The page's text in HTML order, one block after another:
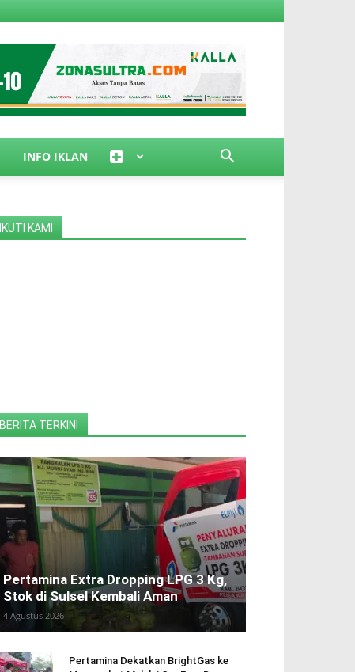
INFO IKLAN
IKUTI KAMI
BERITA TERKINI
Pertamina Extra Dropping LPG 3 Kg,
Stok di Sulsel Kembali Aman
4 Agustus 2026
Pertamina Dekatkan BrightGas ke